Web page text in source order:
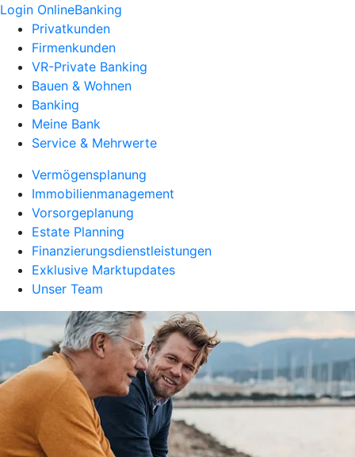
Login OnlineBanking
Privatkunden
Firmenkunden
VR-Private Banking
Bauen & Wohnen
Banking
Meine Bank
Service & Mehrwerte
Vermögensplanung
Immobilienmanagement
Vorsorgeplanung
Estate Planning
Finanzierungsdienstleistungen
Exklusive Marktupdates
Unser Team